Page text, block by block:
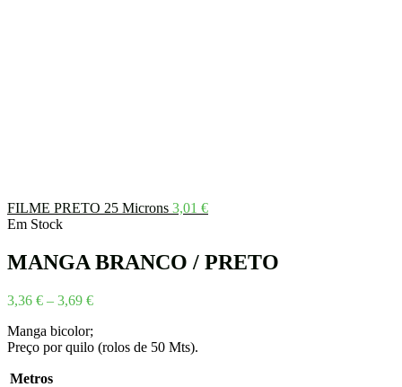
FILME PRETO 25 Microns 3,01 €
Em Stock
MANGA BRANCO / PRETO
3,36 € – 3,69 €Price
3,36 €
through
Manga bicolor;
Preço por quilo (rolos de 50 Mts).
Metros